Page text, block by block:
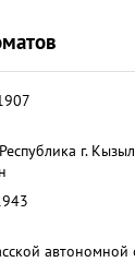
г.
автономной